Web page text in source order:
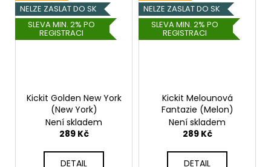
NELZE ZASLAT DO SK
SLEVA MIN. 2% PO
REGISTRACI
Kickit Golden New York
(New York)
Není skladem
289 Kč
DETAIL
NELZE ZASLAT DO SK
SLEVA MIN. 2% PO
REGISTRACI
Kickit Melounová
Fantazie (Melon)
Není skladem
289 Kč
DETAIL